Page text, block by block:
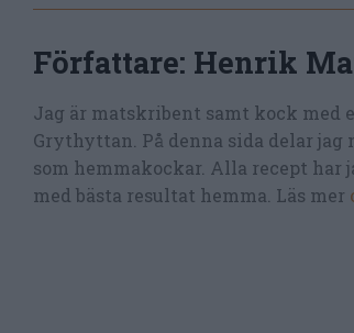
Författare: Henrik
Jag är matskribent samt kock med
Grythyttan. På denna sida delar
som hemmakockar. Alla recept har
med bästa resultat hemma. Läs mer